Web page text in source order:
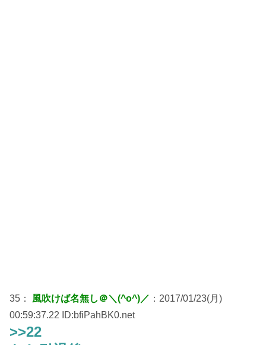
35： 風吹けば名無し＠＼(^o^)／ ：2017/01/23(月)
00:59:37.22 ID:bfiPahBK0.net
>>22